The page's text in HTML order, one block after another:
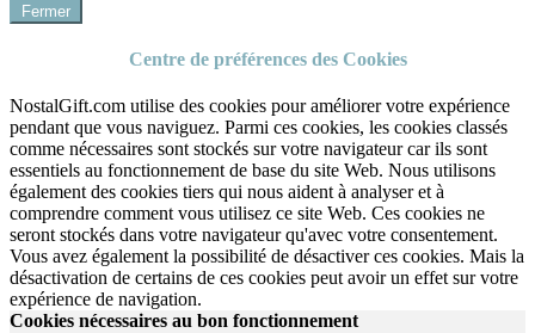
Fermer
Centre de préférences des Cookies
NostalGift.com utilise des cookies pour améliorer votre expérience
pendant que vous naviguez. Parmi ces cookies, les cookies classés
comme nécessaires sont stockés sur votre navigateur car ils sont
essentiels au fonctionnement de base du site Web. Nous utilisons
également des cookies tiers qui nous aident à analyser et à
comprendre comment vous utilisez ce site Web. Ces cookies ne
seront stockés dans votre navigateur qu'avec votre consentement.
Vous avez également la possibilité de désactiver ces cookies. Mais la
désactivation de certains de ces cookies peut avoir un effet sur votre
expérience de navigation.
Cookies nécessaires au bon fonctionnement